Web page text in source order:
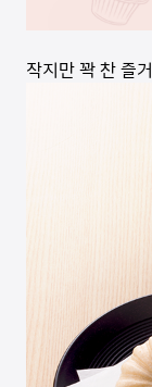
작지만 꽉 찬 즐